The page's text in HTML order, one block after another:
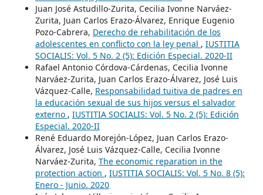
Juan José Astudillo-Zurita, Cecilia Ivonne Narváez-
Zurita, Juan Carlos Erazo-Álvarez, Enrique Eugenio
Pozo-Cabrera, Derecho de rehabilitación de los
adolescentes en conflicto con la ley penal , IUSTITIA
SOCIALIS: Vol. 5 No. 2 (5): Edición Especial. 2020-II
Rafael Antonio Córdova-Cárdenas, Cecilia Ivonne
Narváez-Zurita, Juan Carlos Erazo-Álvarez, José Luis
Vázquez-Calle, Responsabilidad tuitiva de padres en
la educación sexual de sus hijos versus el salvador
externo , IUSTITIA SOCIALIS: Vol. 5 No. 2 (5): Edición
Especial. 2020-II
René Eduardo Morejón-López, Juan Carlos Erazo-
Álvarez, José Luis Vázquez-Calle, Cecilia Ivonne
Narváez-Zurita, The economic reparation in the
protection action , IUSTITIA SOCIALIS: Vol. 5 No. 8 (5):
Enero - Junio. 2020